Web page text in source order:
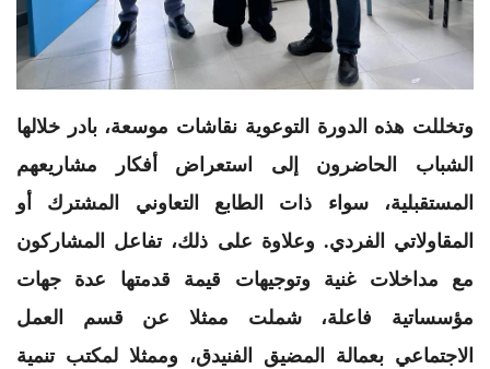
​وتخللت هذه الدورة التوعوية نقاشات موسعة، بادر خلالها
الشباب الحاضرون إلى استعراض أفكار مشاريعهم
المستقبلية، سواء ذات الطابع التعاوني المشترك أو
المقاولاتي الفردي. وعلاوة على ذلك، تفاعل المشاركون
مع مداخلات غنية وتوجيهات قيمة قدمتها عدة جهات
مؤسساتية فاعلة، شملت ممثلا عن قسم العمل
الاجتماعي بعمالة المضيق الفنيدق، وممثلا لمكتب تنمية